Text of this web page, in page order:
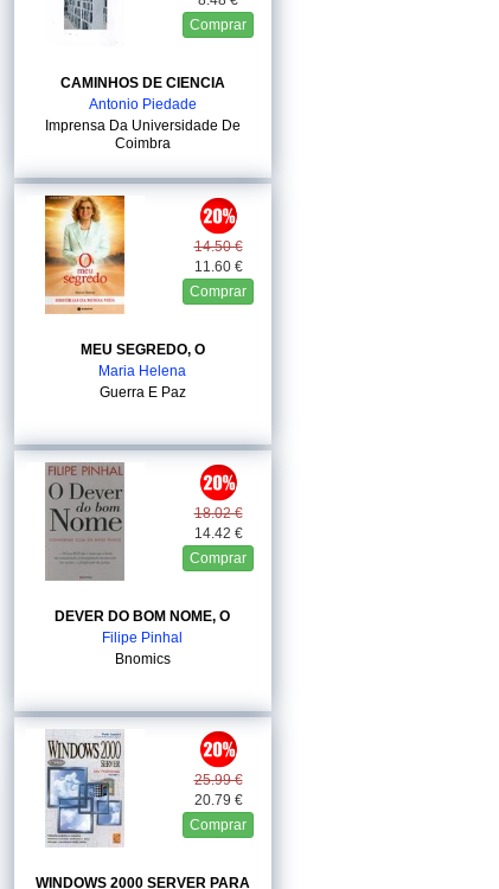
Comprar
CAMINHOS DE CIENCIA
Antonio Piedade
Imprensa Da Universidade De
Coimbra
14.50 €
11.60 €
Comprar
MEU SEGREDO, O
Maria Helena
Guerra E Paz
18.02 €
14.42 €
Comprar
DEVER DO BOM NOME, O
Filipe Pinhal
Bnomics
25.99 €
20.79 €
Comprar
WINDOWS 2000 SERVER PARA